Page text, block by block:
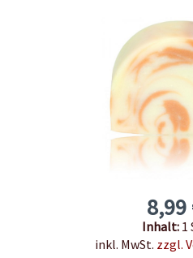
8,99
Inhalt: 1
inkl. MwSt. zzgl.